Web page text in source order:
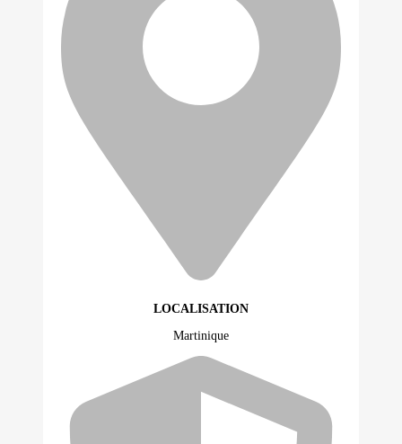
LOCALISATION
Martinique